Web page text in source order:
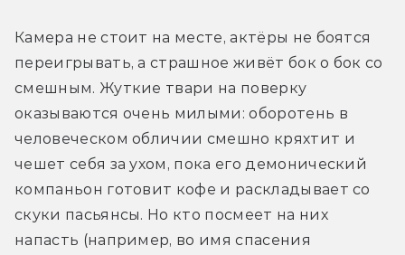
Камера не стоит на месте, актёры не боятся
переигрывать, а страшное живёт бок о бок со
смешным. Жуткие твари на поверку
оказываются очень милыми: оборотень в
человеческом обличии смешно кряхтит и
чешет себя за ухом, пока его демонический
компаньон готовит кофе и раскладывает со
скуки пасьянсы. Но кто посмеет на них
напасть (например, во имя спасения